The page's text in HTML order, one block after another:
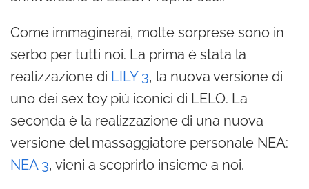
Come immaginerai, molte sorprese sono in
serbo per tutti noi. La prima è stata la
realizzazione di LILY 3, la nuova versione di
uno dei sex toy più iconici di LELO. La
seconda è la realizzazione di una nuova
versione del massaggiatore personale NEA:
NEA 3, vieni a scoprirlo insieme a noi.